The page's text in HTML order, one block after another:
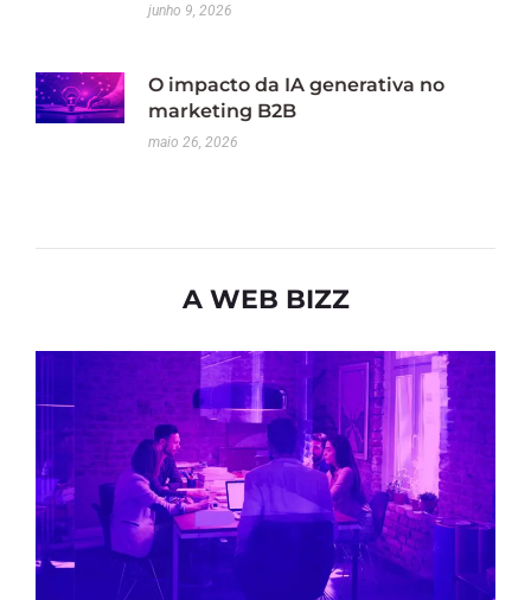
junho 9, 2026
O impacto da IA generativa no
marketing B2B
maio 26, 2026
A WEB BIZZ